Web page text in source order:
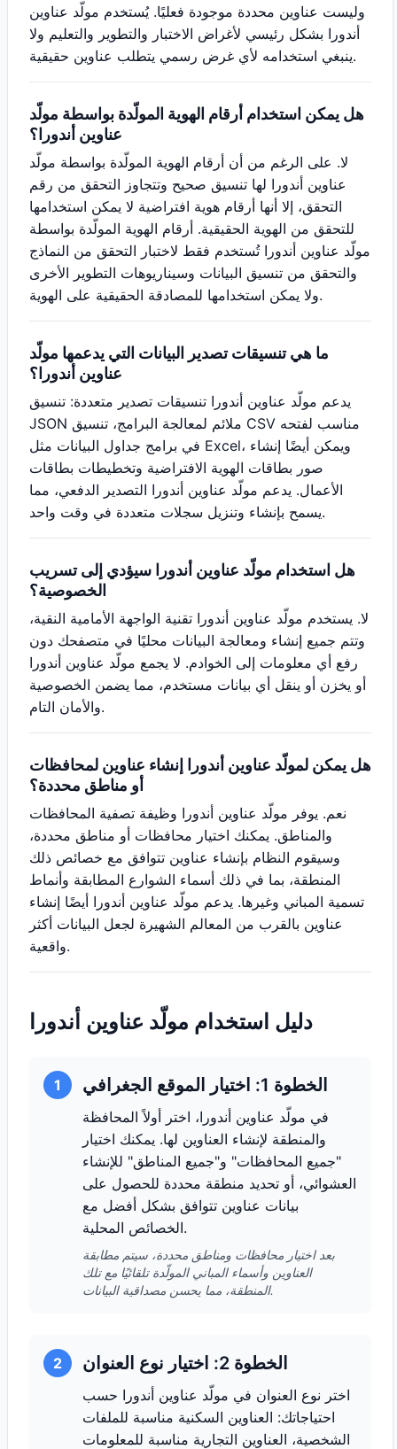
وليست عناوين محددة موجودة فعليًا. يُستخدم مولّد عناوين
أندورا بشكل رئيسي لأغراض الاختبار والتطوير والتعليم ولا
ينبغي استخدامه لأي غرض رسمي يتطلب عناوين حقيقية.
هل يمكن استخدام أرقام الهوية المولّدة بواسطة مولّد
عناوين أندورا؟
لا. على الرغم من أن أرقام الهوية المولّدة بواسطة مولّد
عناوين أندورا لها تنسيق صحيح وتتجاوز التحقق من رقم
التحقق، إلا أنها أرقام هوية افتراضية لا يمكن استخدامها
للتحقق من الهوية الحقيقية. أرقام الهوية المولّدة بواسطة
مولّد عناوين أندورا تُستخدم فقط لاختبار التحقق من النماذج
والتحقق من تنسيق البيانات وسيناريوهات التطوير الأخرى
ولا يمكن استخدامها للمصادقة الحقيقية على الهوية.
ما هي تنسيقات تصدير البيانات التي يدعمها مولّد
عناوين أندورا؟
يدعم مولّد عناوين أندورا تنسيقات تصدير متعددة: تنسيق
JSON ملائم لمعالجة البرامج، تنسيق CSV مناسب لفتحه
في برامج جداول البيانات مثل Excel، ويمكن أيضًا إنشاء
صور بطاقات الهوية الافتراضية وتخطيطات بطاقات
الأعمال. يدعم مولّد عناوين أندورا التصدير الدفعي، مما
يسمح بإنشاء وتنزيل سجلات متعددة في وقت واحد.
هل استخدام مولّد عناوين أندورا سيؤدي إلى تسريب
الخصوصية؟
لا. يستخدم مولّد عناوين أندورا تقنية الواجهة الأمامية النقية،
وتتم جميع إنشاء ومعالجة البيانات محليًا في متصفحك دون
رفع أي معلومات إلى الخوادم. لا يجمع مولّد عناوين أندورا
أو يخزن أو ينقل أي بيانات مستخدم، مما يضمن الخصوصية
والأمان التام.
هل يمكن لمولّد عناوين أندورا إنشاء عناوين لمحافظات
أو مناطق محددة؟
نعم. يوفر مولّد عناوين أندورا وظيفة تصفية المحافظات
والمناطق. يمكنك اختيار محافظات أو مناطق محددة،
وسيقوم النظام بإنشاء عناوين تتوافق مع خصائص ذلك
المنطقة، بما في ذلك أسماء الشوارع المطابقة وأنماط
تسمية المباني وغيرها. يدعم مولّد عناوين أندورا أيضًا إنشاء
عناوين بالقرب من المعالم الشهيرة لجعل البيانات أكثر
واقعية.
دليل استخدام مولّد عناوين أندورا
1 الخطوة 1: اختيار الموقع الجغرافي
في مولّد عناوين أندورا، اختر أولاً المحافظة
والمنطقة لإنشاء العناوين لها. يمكنك اختيار
"جميع المحافظات" و"جميع المناطق" للإنشاء
العشوائي، أو تحديد منطقة محددة للحصول على
بيانات عناوين تتوافق بشكل أفضل مع
الخصائص المحلية.
بعد اختيار محافظات ومناطق محددة، سيتم مطابقة
العناوين وأسماء المباني المولّدة تلقائيًا مع تلك
المنطقة، مما يحسن مصداقية البيانات.
2 الخطوة 2: اختيار نوع العنوان
اختر نوع العنوان في مولّد عناوين أندورا حسب
احتياجاتك: العناوين السكنية مناسبة للملفات
الشخصية، العناوين التجارية مناسبة للمعلومات